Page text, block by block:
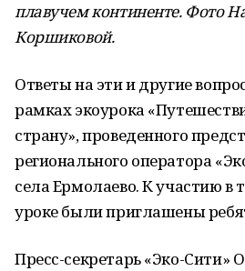
плавучем континенте. Фото
Коршиковой.
Ответы на эти и другие
рамках экоурока
страну», проведенного
регионального оператора
села Ермолаево. К участию в
уроке были приглашены
Пресс-секретарь «Эко-Сити»